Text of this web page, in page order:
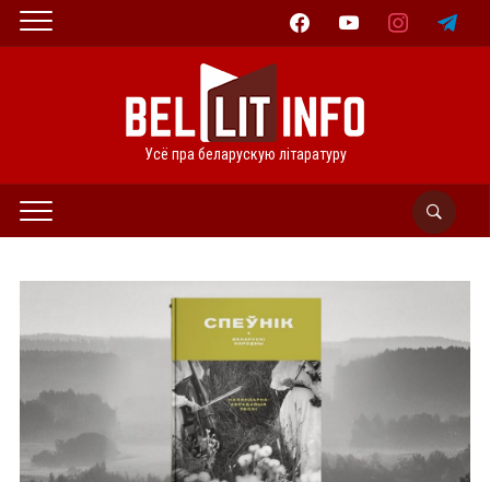
facebookyoutube instagramtelegram
Усё пра беларускую літаратуру